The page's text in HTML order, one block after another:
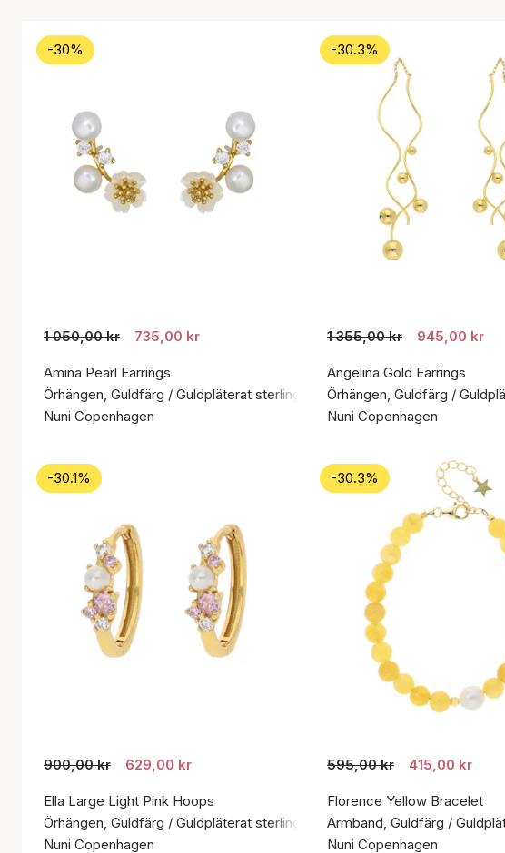
-30%
1 050,00 kr 735,00 kr
Amina Pearl Earrings
Örhängen, Guldfärg / Guldpläterat sterlingsilver 925
Nuni Copenhagen
-30.3%
1 355,00 kr 945,00 kr
Angelina Gold Earrings
Örhängen, Guldfärg /
Nuni Copenhagen
-30.1%
900,00 kr 629,00 kr
Ella Large Light Pink Hoops
Örhängen, Guldfärg / Guldpläterat sterlingsilver 925
Nuni Copenhagen
-30.3%
595,00 kr 415,00 kr
Florence Yellow Bracelet
Armband, Guldfärg /
Nuni Copenhagen